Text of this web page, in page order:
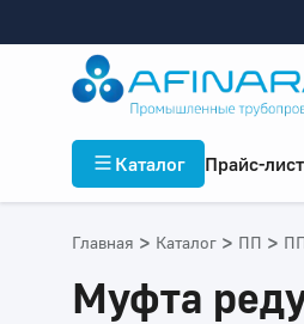
Каталог Прайс-лист
Главная > Каталог > ПП >
Муфта